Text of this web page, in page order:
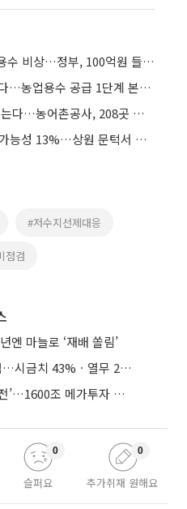
평년의 57% 수준 비에 농업용수 비상…정부, 100억원 들여 용수원 확충
새만금 농생명용지 ‘물길’ 연다…농업용수 공급 1단계 본격화
해빙기 ‘저수지 붕괴·누수’ 막는다…농어촌공사, 208곳 집중점검
美 클래리티 법안 연내 통과 가능성 13%…상원 문턱서 제동
#저수지선제대응
점검
엔 마늘로 ‘재배 쏠림’
생산부터 밥상까지 덮친 폭염…시금치 43%ㆍ열무 28% 급등
용인·호남 반도체 산단 ‘속도전’…1600조 메가투자 이행 총력
슬퍼요
0
추가취재 원해요
0